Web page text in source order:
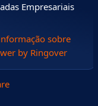
Empresariais
sobre
by Ringover